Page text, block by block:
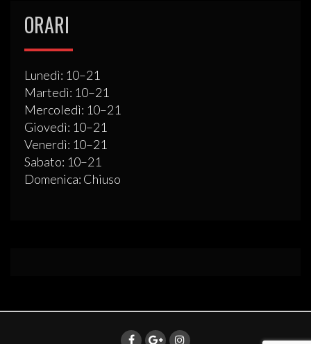
ORARI
Lunedì: 10–21
Martedì: 10–21
Mercoledì: 10–21
Giovedì: 10–21
Venerdì: 10–21
Sabato: 10–21
Domenica: Chiuso